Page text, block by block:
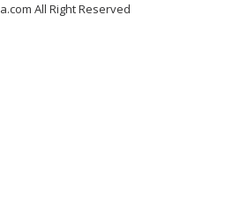
All Right Reserved